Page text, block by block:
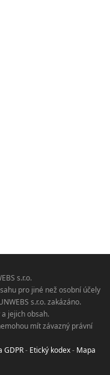
s.r.o.
pro jiné než osobní účely
s.r.o. zakázáno.
jejich obsah.
mít závazný právní
GDPR- Etický kodex- Mapa